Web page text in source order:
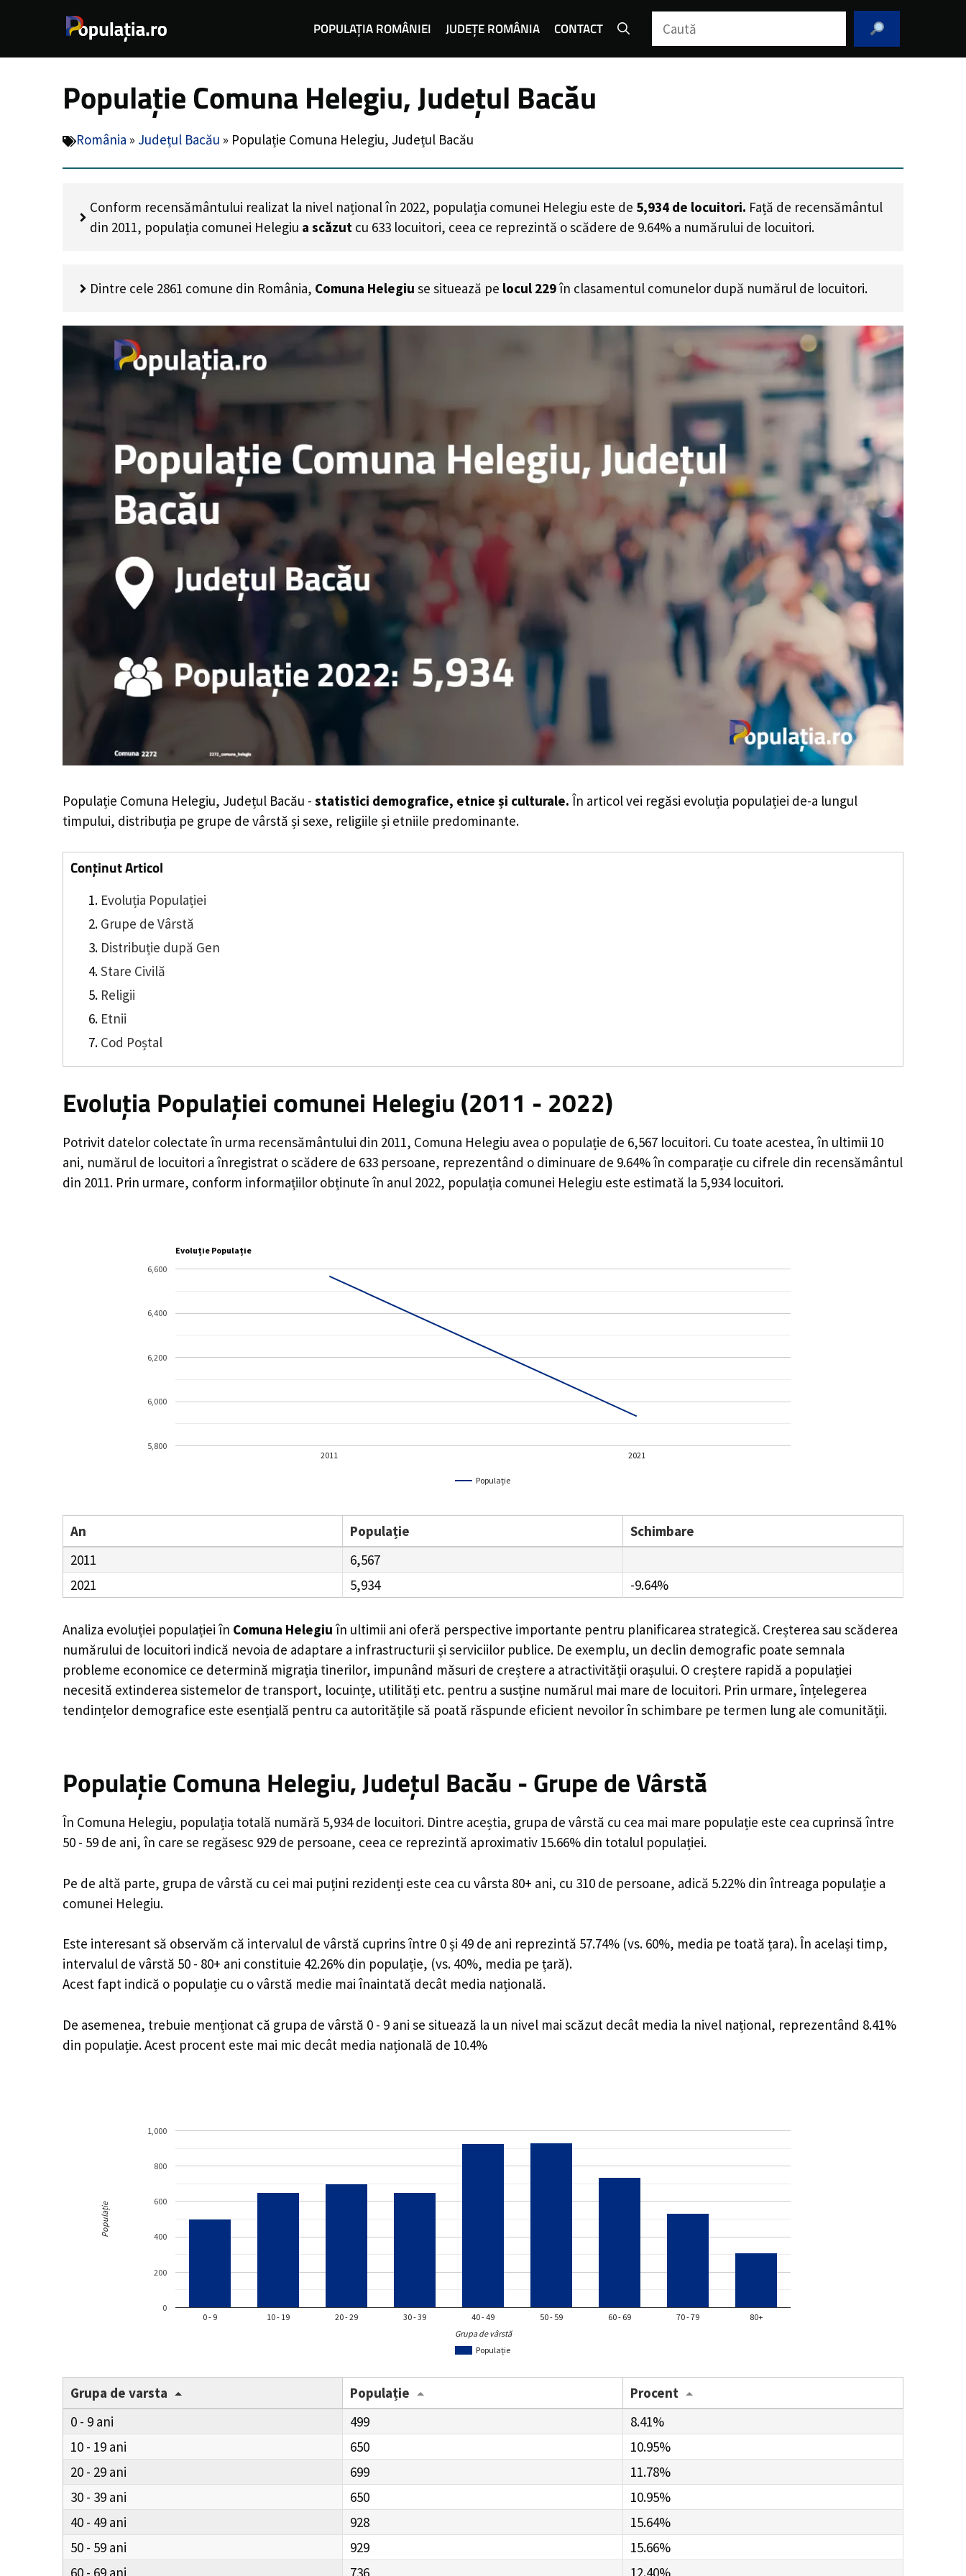
POPULAȚIA ROMÂNIEI JUDEȚE ROMÂNIA CONTACT Caută
Populație Comuna Helegiu, Județul Bacău
România » Județul Bacău » Populație Comuna Helegiu, Județul Bacău
Conform recensământului realizat la nivel național în 2022, populația comunei Helegiu este de 5,934 de locuitori. Față de recensământul
din 2011, populația comunei Helegiu a scăzut cu 633 locuitori, ceea ce reprezintă o scădere de 9.64% a numărului de locuitori.
Dintre cele 2861 comune din România, Comuna Helegiu se situează pe locul 229în clasamentul comunelor după numărul de locuitori.
Populație Comuna Helegiu, Județul Bacău - statistici demografice, etnice și culturale. În articol vei regăsi evoluția populației de-a lungul
timpului, distribuția pe grupe de vârstă și sexe, religiile și etniile predominante.
Conținut Articol
Evoluția Populației
Grupe de Vârstă
Distribuție după Gen
Stare Civilă
Religii
Etnii
Cod Poștal
Evoluția Populației comunei Helegiu (2011 - 2022)
Potrivit datelor colectate în urma recensământului din 2011, Comuna Helegiu avea o populație de 6,567 locuitori. Cu toate acestea, în ultimii 10
ani, numărul de locuitori a înregistrat oscădere de 633 persoane, reprezentând o diminuare de 9.64%în comparație cu cifrele din recensământul
din 2011. Prin urmare, conform informațiilor obținute în anul 2022, populația comunei Helegiu este estimată la 5,934locuitori.
Evoluție Populație
Populație
2011 2021
5,800
6,000
6,200
6,400
6,600
An Populație
Schimbare
2011
6,567
2021
5,934 -9.64%
Analiza evoluției populației în Comuna Helegiu în ultimii ani oferă perspective importante pentru planificarea strategică. Creșterea sau scăderea
numărului de locuitori indică nevoia de adaptare a infrastructurii și serviciilor publice. De exemplu, un declin demografic poate semnala
probleme economice ce determină migrația tinerilor, impunând măsuri de creștere a atractivității orașului. O creștere rapidă a populației
necesită extinderea sistemelor de transport, locuințe, utilități etc. pentru a susține numărul mai mare de locuitori. Prin urmare, înțelegerea
tendințelor demografice este esențială pentru ca autoritățile să poată răspunde eficient nevoilor în schimbare pe termen lung ale comunității.
Populație Comuna Helegiu, Județul Bacău - Grupe de Vârstă
În Comuna Helegiu, populația totală numără 5,934 de locuitori. Dintre aceștia, grupa de vârstă cu cea mai mare populație este cea cuprinsă între
50 - 59 de ani, în care se regăsesc 929 de persoane, ceea ce reprezintă aproximativ 15.66% din totalul populației.
Pe de altă parte, grupa de vârstă cu cei mai puțini rezidenți este cea cu vârsta 80+ ani, cu 310 de persoane, adică 5.22% din întreaga populație a
comunei Helegiu.
Este interesant să observăm că intervalul de vârstă cuprins între 0 și 49 de ani reprezintă 57.74% (vs. 60%, media pe toată țara). În același timp,
intervalul de vârstă 50 - 80+ ani constituie 42.26% din populație, (vs. 40%, media pe țară).
Acest fapt indică o populație cu o vârstă medie mai înaintată decât media națională.
De asemenea, trebuie menționat că grupa de vârstă 0 - 9 ani se situează la un nivel mai scăzut decât media la nivel național, reprezentând 8.41%
din populație. Acest procent este mai mic decât media națională de 10.4%
Populație
0 - 9 10 - 19 20 - 29 30 - 39 40 - 49 50 - 59 60 - 69 70 - 79 80+
0
200
400
600
800
1,000
Grupa de vârstă
Populație
Grupa de varsta Populație
Procent
0 - 9
499
8.41%
10 - 19
650
10.95%
20 - 29
699
11.78%
30 - 39
650
10.95%
40 - 49
928
15.64%
50 - 59
929
15.66%